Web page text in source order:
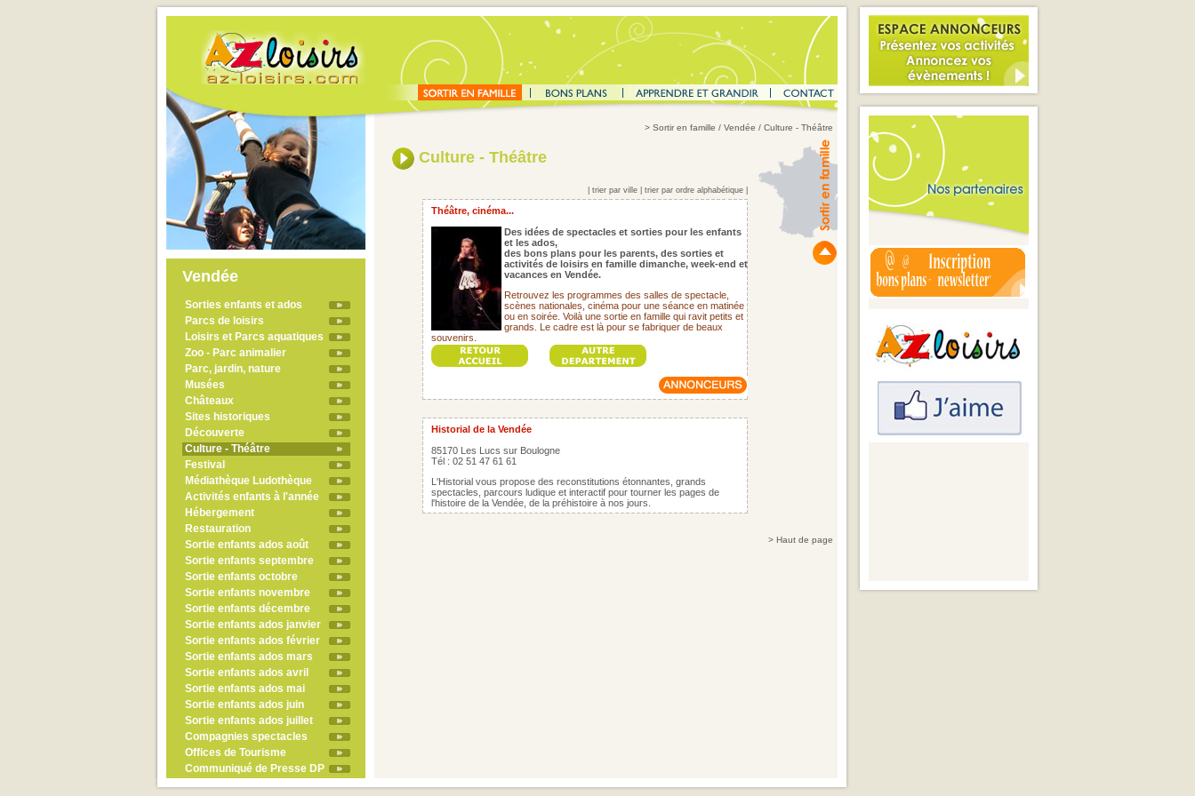
Vendée
Sorties enfants et ados
Parcs de loisirs
Loisirs et Parcs aquatiques
Zoo - Parc animalier
Parc, jardin, nature
Musées
Châteaux
Sites historiques
Découverte
Culture - Théâtre
Festival
Médiathèque Ludothèque
Activités enfants à l'année
Hébergement
Restauration
Sortie enfants ados août
Sortie enfants septembre
Sortie enfants octobre
Sortie enfants novembre
Sortie enfants décembre
Sortie enfants ados janvier
Sortie enfants ados février
Sortie enfants ados mars
Sortie enfants ados avril
Sortie enfants ados mai
Sortie enfants ados juin
Sortie enfants ados juillet
Compagnies spectacles
Offices de Tourisme
Communiqué de Presse DP
> Sortir en famille / Vendée / Culture - Théâtre
Culture - Théâtre
trier par ville trier par ordre alphabétique
Théâtre, cinéma...
Des idées de spectacles et sorties pour les enfants
et les ados,
des bons plans pour les parents, des sorties et
activités de loisirs en famille dimanche, week-end et
vacances en Vendée.
Retrouvez les programmes des salles de spectacle,
scènes nationales, cinéma pour une séance en matinée
ou en soirée. Voilà une sortie en famille qui ravit petits et
grands. Le cadre est là pour se fabriquer de beaux
souvenirs.
Historial de la Vendée
85170 Les Lucs sur Boulogne
Tél : 02 51 47 61 61
L'Historial vous propose des reconstitutions étonnantes, grands
spectacles, parcours ludique et interactif pour tourner les pages de
l'histoire de la Vendée, de la préhistoire à nos jours.
> Haut de page